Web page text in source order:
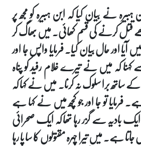
نے بیان کیا کہ ابن ہبیرہ کو مجھ پر
قتل کرنے کی قسم کھائی۔ میں بھاگ کر
آیا اور حال بیان کیا۔ فرمایا واپس جا اور
کہ میں نے تیرے غلام رفید کو پناہ
برا سلوک نہ کرنا۔ میں نے کہا کہ
فرمایا تو جا اور جو کچھ میں نے کہا ہے
بادیہ سے گزر رہا تھا کہ ایک صحرائی
ہے۔ میں تیرا چہرہ مقتولوں کا سا پا رہا